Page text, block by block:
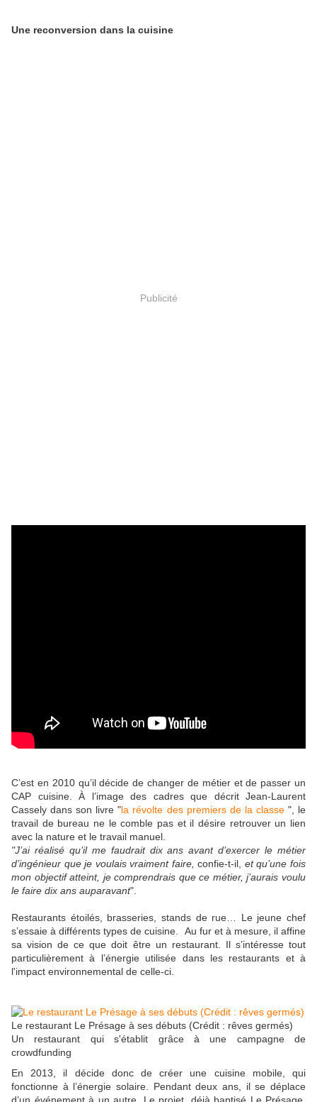
Une reconversion dans la cuisine
Publicité
C’est en 2010 qu’il décide de changer de métier et de passer un
CAP cuisine. À l’image des cadres que décrit Jean-Laurent
Cassely dans son livre "la révolte des premiers de la classe", le
travail de bureau ne le comble pas et il désire retrouver un lien
avec la nature et le travail manuel.
"J’ai réalisé qu’il me faudrait dix ans avant d’exercer le métier
d’ingénieur que je voulais vraiment faire,confie-t-il, et qu’une fois
mon objectif atteint, je comprendrais que ce métier, j’aurais voulu
le faire dix ans auparavant".
Restaurants étoilés, brasseries, stands de rue… Le jeune chef
s’essaie à différents types de cuisine. Au fur et à mesure, il affine
sa vision de ce que doit être un restaurant. Il s’intéresse tout
particulièrement à l’énergie utilisée dans les restaurants et à
l'impact environnemental de celle-ci.
Le restaurant Le Présage à ses débuts (Crédit : rêves germés)
Un restaurant qui s'établit grâce à une campagne de
crowdfunding
En 2013, il décide donc de créer une cuisine mobile, qui
fonctionne à l’énergie solaire. Pendant deux ans, il se déplace